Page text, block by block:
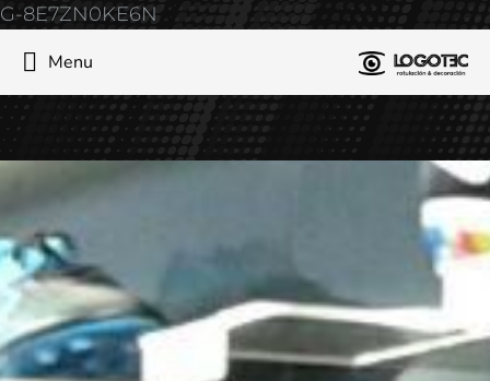
G-8E7ZN0KE6N
Menu